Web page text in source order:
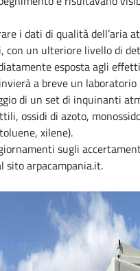
i dati di qualità dell’aria
con un ulteriore livello di
esposta agli
a breve un
di un set di inquinanti
ossidi di azoto,
xilene).
sugli
sito arpacampania.it.